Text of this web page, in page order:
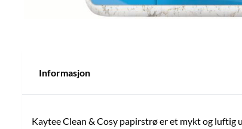
Informasjon
Kaytee Clean & Cosy papirstrø er et mykt og